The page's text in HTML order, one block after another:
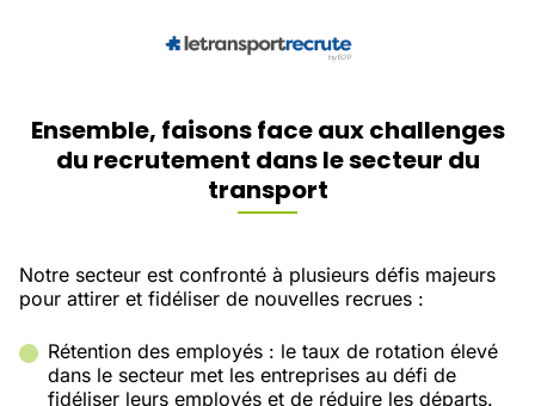
Ensemble, faisons face aux challenges
du recrutement dans le secteur du
transport
Notre secteur est confronté à plusieurs défis majeurs
pour attirer et fidéliser de nouvelles recrues :
Rétention des employés : le taux de rotation élevé
dans le secteur met les entreprises au défi de
fidéliser leurs employés et de réduire les départs.